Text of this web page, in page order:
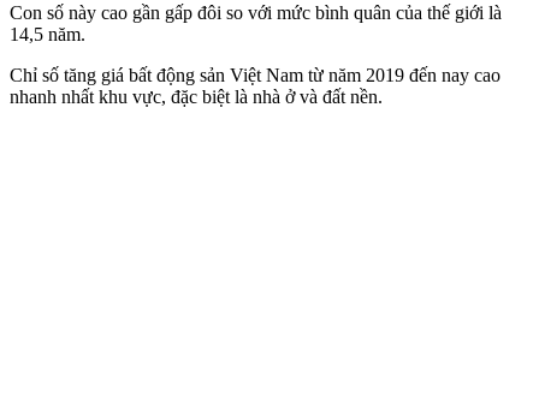
Con số này cao gần gấp đôi so với mức bình quân của thế giới là
14,5 năm.
Chỉ số tăng giá bất động sản Việt Nam từ năm 2019 đến nay cao
nhanh nhất khu vực, đặc biệt là nhà ở và đất nền.